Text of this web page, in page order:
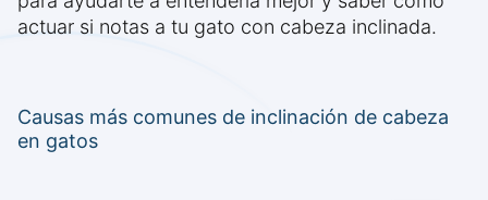
actuar si notas a tu gato con cabeza inclinada.
Causas más comunes de inclinación de cabeza
en gatos